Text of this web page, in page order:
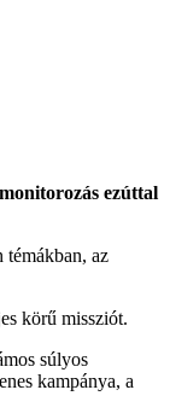
ezúttal
témákban, az
körű missziót.
súlyos
kampánya, a